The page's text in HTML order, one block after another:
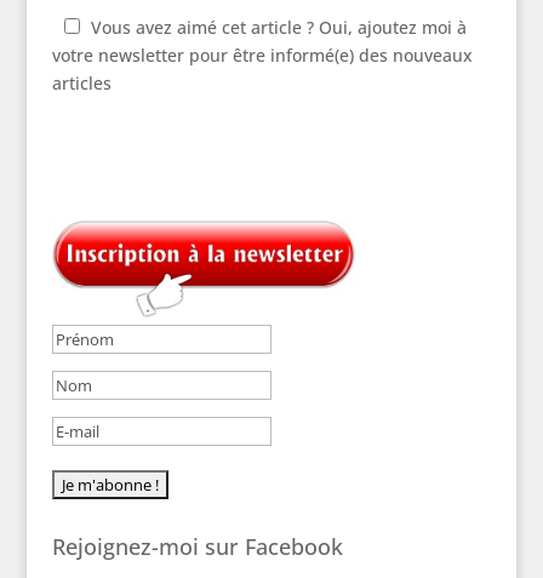
Vous avez aimé cet article ? Oui, ajoutez moi à
votre newsletter pour être informé(e) des nouveaux
articles
Rejoignez-moi sur Facebook